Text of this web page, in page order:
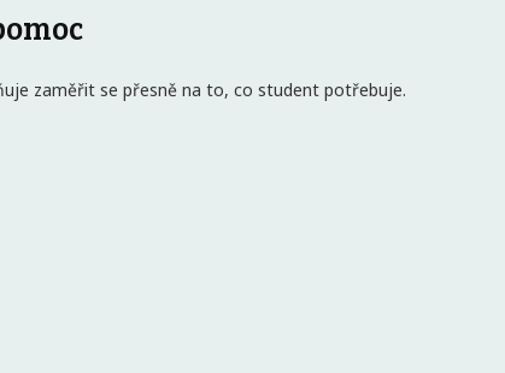
zaměřit se přesně na to, co student potřebuje.